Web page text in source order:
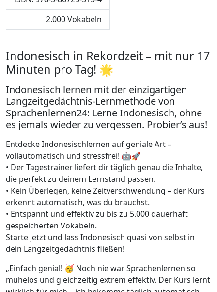
2.000 Vokabeln
Indonesisch in Rekordzeit – mit nur 17
Minuten pro Tag! 🌟
Indonesisch lernen mit der einzigartigen
Langzeitgedächtnis-Lernmethode von
Sprachenlernen24: Lerne Indonesisch, ohne
es jemals wieder zu vergessen. Probier’s aus!
Entdecke Indonesischlernen auf geniale Art –
vollautomatisch und stressfrei! 🤖🚀
• Der Tagestrainer liefert dir täglich genau die Inhalte,
die perfekt zu deinem Lernstand passen.
• Kein Überlegen, keine Zeitverschwendung – der Kurs
erkennt automatisch, was du brauchst.
• Entspannt und effektiv zu bis zu 5.000 dauerhaft
gespeicherten Vokabeln.
Starte jetzt und lass Indonesisch quasi von selbst in
dein Langzeitgedächtnis fließen!
„Einfach genial! 🥳 Noch nie war Sprachenlernen so
mühelos und gleichzeitig extrem effektiv. Der Kurs lernt